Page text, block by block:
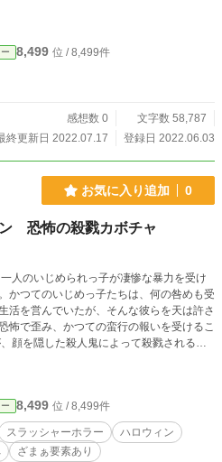
8,499 位 / 8,499件
感想数 0
文字数 58,787
終更新日 2022.07.17
登録日 2022.06.03
お気に入り追加 0
恐怖の殺戮カボチャ
人のいじめられっ子が凄惨な暴力を受け
かつてのいじめっ子たちは、何の咎めも受
活を営んでいたが、そんな彼らを天は許さ
怖で歪み、かつての蛮行の報いを受けるこ
顔を隠した殺人鬼によって殺戮される、
8,499 位 / 8,499件
スラッシャーホラー
ハロウィン
ざまぁ要素あり